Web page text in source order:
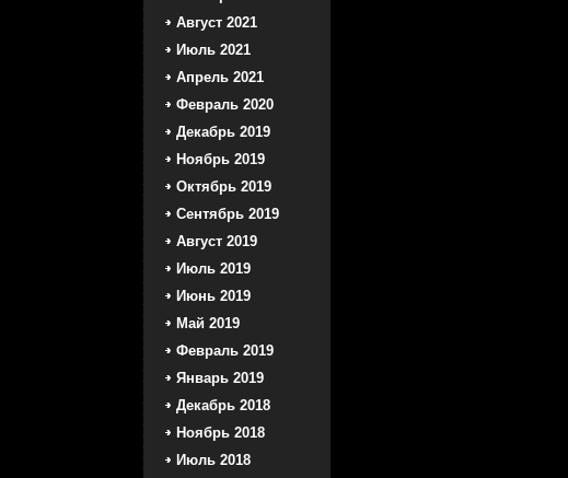
Август 2021
Июль 2021
Апрель 2021
Февраль 2020
Декабрь 2019
Ноябрь 2019
Октябрь 2019
Сентябрь 2019
Август 2019
Июль 2019
Июнь 2019
Май 2019
Февраль 2019
Январь 2019
Декабрь 2018
Ноябрь 2018
Июль 2018